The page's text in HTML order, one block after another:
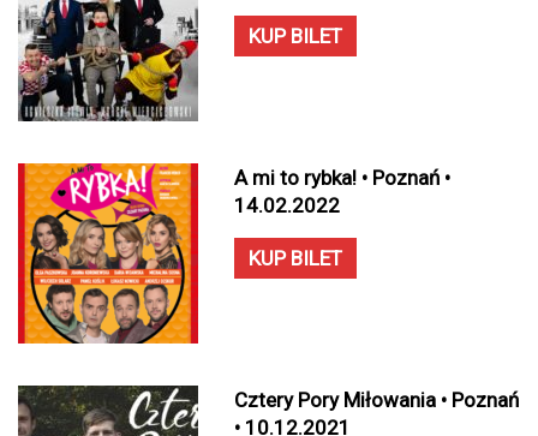
KUP BILET
A mi to rybka! • Poznań •
14.02.2022
KUP BILET
Cztery Pory Miłowania • Poznań
• 10.12.2021